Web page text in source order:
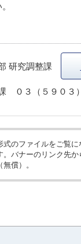
研究調整課
０３（５９０３
式のファイルをご覧
。バナーのリンク先
無償）。